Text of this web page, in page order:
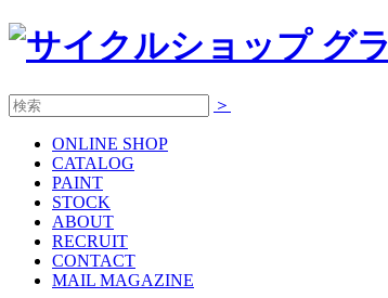
＞
ONLINE SHOP
CATALOG
PAINT
STOCK
ABOUT
RECRUIT
CONTACT
MAIL MAGAZINE